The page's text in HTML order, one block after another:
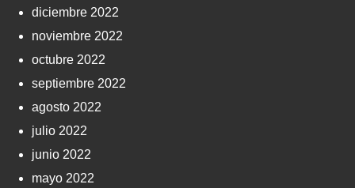
diciembre 2022
noviembre 2022
octubre 2022
septiembre 2022
agosto 2022
julio 2022
junio 2022
mayo 2022